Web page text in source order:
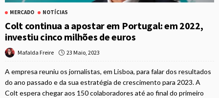
MERCADO NOTÍCIAS
Colt continua a apostar em Portugal: em 2022,
investiu cinco milhões de euros
Mafalda Freire 23 Maio, 2023
A empresa reuniu os jornalistas, em Lisboa, para falar dos resultados
do ano passado e da sua estratégia de crescimento para 2023. A
Colt espera chegar aos 150 colaboradores até ao final do primeiro